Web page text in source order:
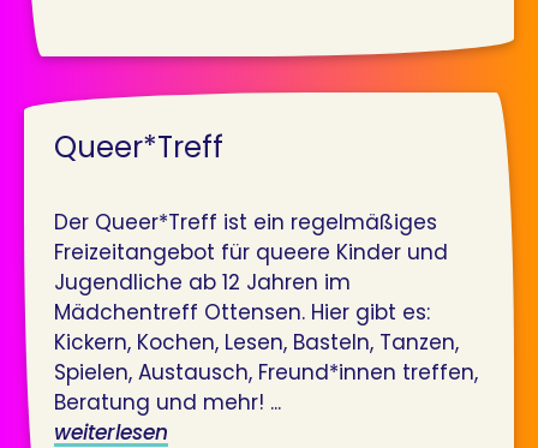
Queer*Treff
Der Queer*Treff ist ein regelmäßiges
Freizeitangebot für queere Kinder und
Jugendliche ab 12 Jahren im
Mädchentreff Ottensen. Hier gibt es:
Kickern, Kochen, Lesen, Basteln, Tanzen,
Spielen, Austausch, Freund*innen treffen,
Beratung und mehr! ...
weiterlesen